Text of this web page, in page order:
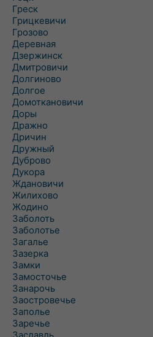
Греск
Грицкевичи
Грозово
Деревная
Дзержинск
Дмитровичи
Долгиново
Долгое
Домоткановичи
Доры
Дражно
Дричин
Дружный
Дуброво
Дукора
Ждановичи
Жилихово
Жодино
Заболоть
Заболотье
Загалье
Зазерка
Замки
Замосточье
Занарочь
Заостровечье
Заполье
Заречье